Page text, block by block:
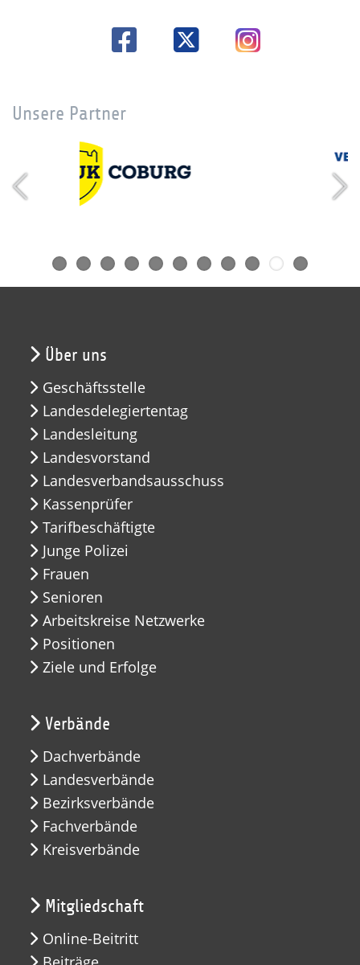
Unsere Partner
Über uns
Geschäftsstelle
Landesdelegiertentag
Landesleitung
Landesvorstand
Landesverbandsausschuss
Kassenprüfer
Tarifbeschäftigte
Junge Polizei
Frauen
Senioren
Arbeitskreise Netzwerke
Positionen
Ziele und Erfolge
Verbände
Dachverbände
Landesverbände
Bezirksverbände
Fachverbände
Kreisverbände
Mitgliedschaft
Online-Beitritt